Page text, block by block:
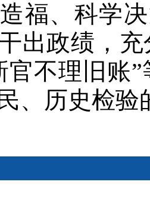
福、科学
出政绩，
官不理旧账
、历史检验